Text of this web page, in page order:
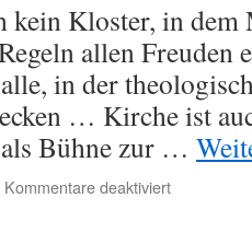
Weg
dorthin
Kloster, in dem
allen
in der
… Kirche ist
Bühne zur …
Kommentare deaktiviertfür